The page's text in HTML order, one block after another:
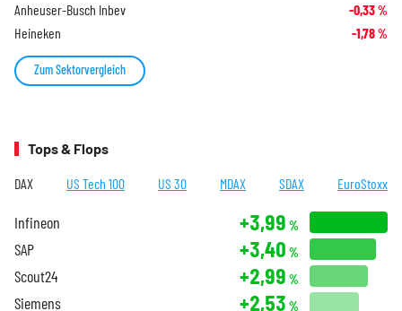
Anheuser-Busch Inbev -0,33%
Heineken -1,78%
Zum Sektorvergleich
Tops & Flops
DAX US Tech 100 US 30 MDAX SDAX EuroStoxx
Infineon +3,99 %
SAP +3,40 %
Scout24 +2,99 %
Siemens +2,53 %